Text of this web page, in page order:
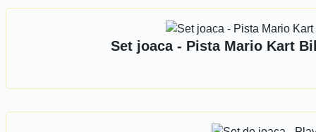
Set joaca - Pista Mario Kart